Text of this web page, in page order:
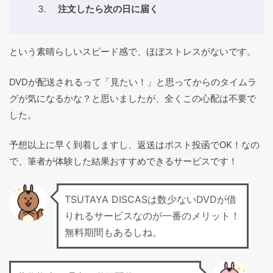
注文したら次の日に届く
という素晴らしいスピード感で、ほぼストレスがないです。
DVDが配送されるって「見たい！」と思ってからのタイムラ
グが気になるかな？と思いましたが、全くこの心配は不要で
した。
予想以上に早く到着しますし、返送はポスト投函でOK！なの
で、筆者が体験した結果おすすめできるサービスです！
TSUTAYA DISCASは数少ないDVDが借
りれるサービスなのが一番のメリット！
無料期間もあるしね。